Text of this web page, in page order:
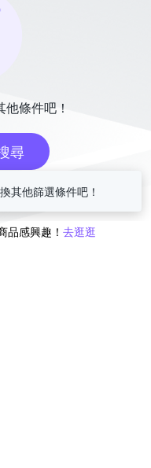
條件吧！
尋
品感興趣！ 去逛逛
其他篩選條件吧！